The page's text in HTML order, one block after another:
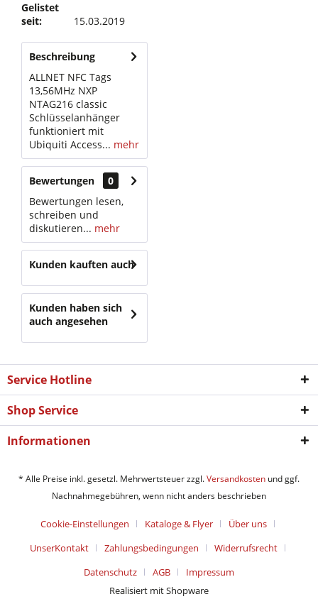
Gelistet
seit:
15.03.2019
Beschreibung
ALLNET NFC Tags
13,56MHz NXP
NTAG216 classic
Schlüsselanhänger
funktioniert mit
Ubiquiti Access... mehr
Bewertungen
0
Bewertungen lesen,
schreiben und
diskutieren... mehr
Kunden kauften auch
Kunden haben sich
auch angesehen
Service Hotline
Shop Service
Informationen
* Alle Preise inkl. gesetzl. Mehrwertsteuer zzgl.Versandkosten und ggf.
Nachnahmegebühren, wenn nicht anders beschrieben
Cookie-Einstellungen Kataloge & Flyer
Über uns
UnserKontakt
Zahlungsbedingungen
Widerrufsrecht
Datenschutz
AGB
Impressum
Realisiert mit Shopware